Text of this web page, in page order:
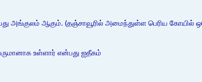
அங்குலம் ஆகும். (தஞ்சாவூரில் அமைந்துள்ள பெரிய கோயில்
உள்ளார் என்பது ஐதீகம்